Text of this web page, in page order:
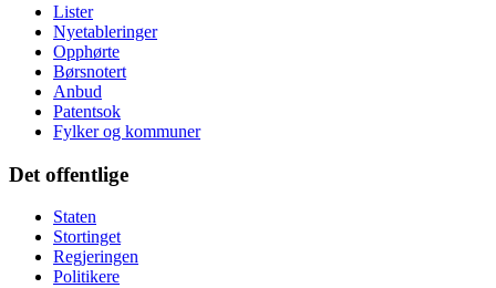
Lister
Nyetableringer
Opphørte
Børsnotert
Anbud
Patentsok
Fylker og kommuner
Det offentlige
Staten
Stortinget
Regjeringen
Politikere